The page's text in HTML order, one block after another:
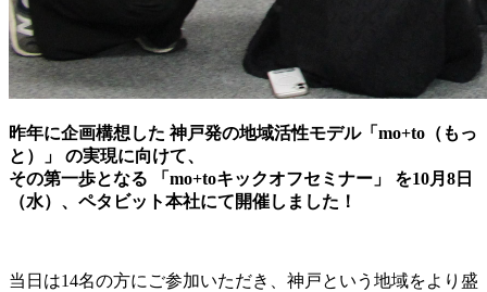
昨年に企画構想した 神戸発の地域活性モデル「mo+to（もっ
と）」 の実現に向けて、
その第一歩となる 「mo+toキックオフセミナー」 を10月8日
（水）、ペタビット本社にて開催しました！
当日は14名の方にご参加いただき、神戸という地域をより盛